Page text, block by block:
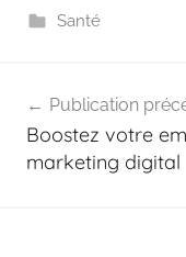
Santé
de
l’article
Publication
Boostez votre
marketing digital